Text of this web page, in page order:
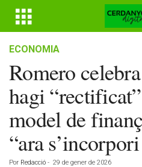
ECONOMIA
Romero
hagi
model de
“ara
Por Redacció - 29 de gener de 2026